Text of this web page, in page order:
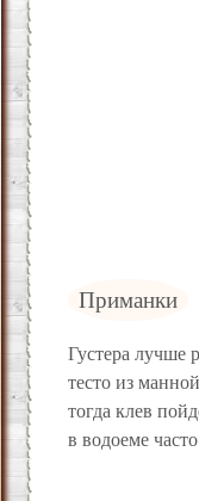
Приманки
Густера лучше
тесто из
тогда клев
в водоеме